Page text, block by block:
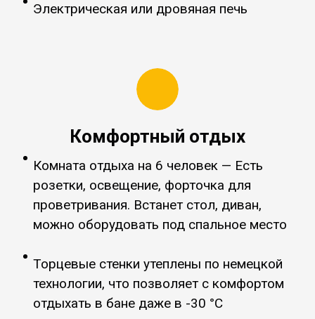
Электрическая или дровяная печь
Комфортный отдых
Комната отдыха на 6 человек — Есть
розетки, освещение, форточка для
проветривания. Встанет стол, диван,
можно оборудовать под спальное место
Торцевые стенки утеплены по немецкой
технологии, что позволяет с комфортом
отдыхать в бане даже в -30 °C